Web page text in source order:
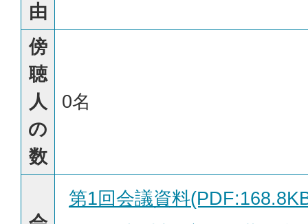
由
傍
聴
人
の
数
0名
第1回会議資料